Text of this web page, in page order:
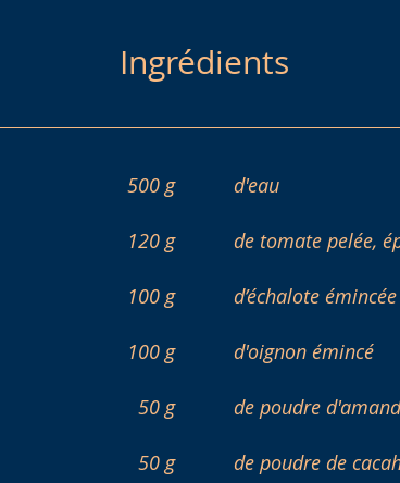
Ingrédients
500 g d'eau
120 g de tomate pelée,
100 g d’échalote émincée
100 g d'oignon émincé
50 g de poudre
50 g de poudre de